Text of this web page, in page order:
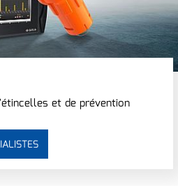
et de prévention